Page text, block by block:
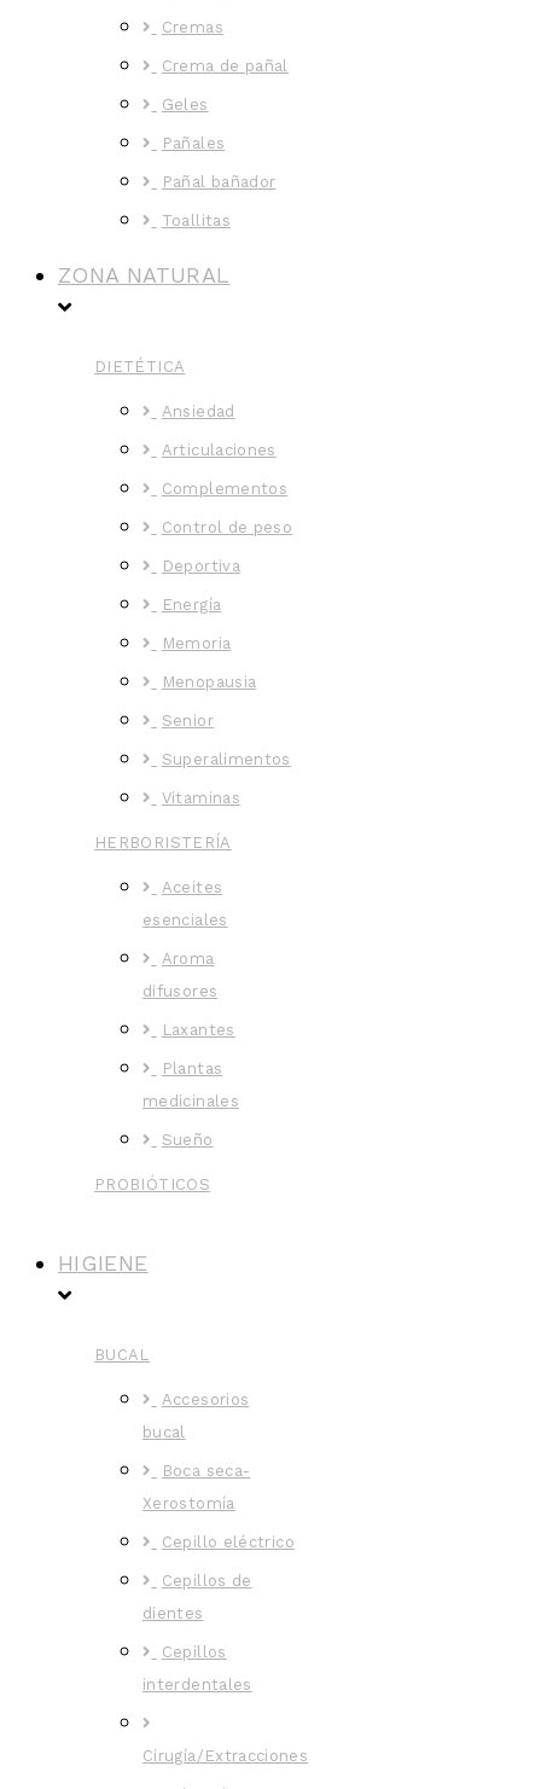
Cremas
Crema de pañal
Geles
Pañales
Pañal bañador
Toallitas
ZONA NATURAL
DIETÉTICA
Ansiedad
Articulaciones
Complementos
Control de peso
Deportiva
Energía
Memoria
Menopausia
Senior
Superalimentos
Vitaminas
HERBORISTERÍA
Aceites
esenciales
Aroma
difusores
Laxantes
Plantas
medicinales
Sueño
PROBIÓTICOS
HIGIENE
BUCAL
Accesorios
bucal
Boca seca-
Xerostomía
Cepillo eléctrico
Cepillos de
dientes
Cepillos
interdentales
Cirugía/Extracciones